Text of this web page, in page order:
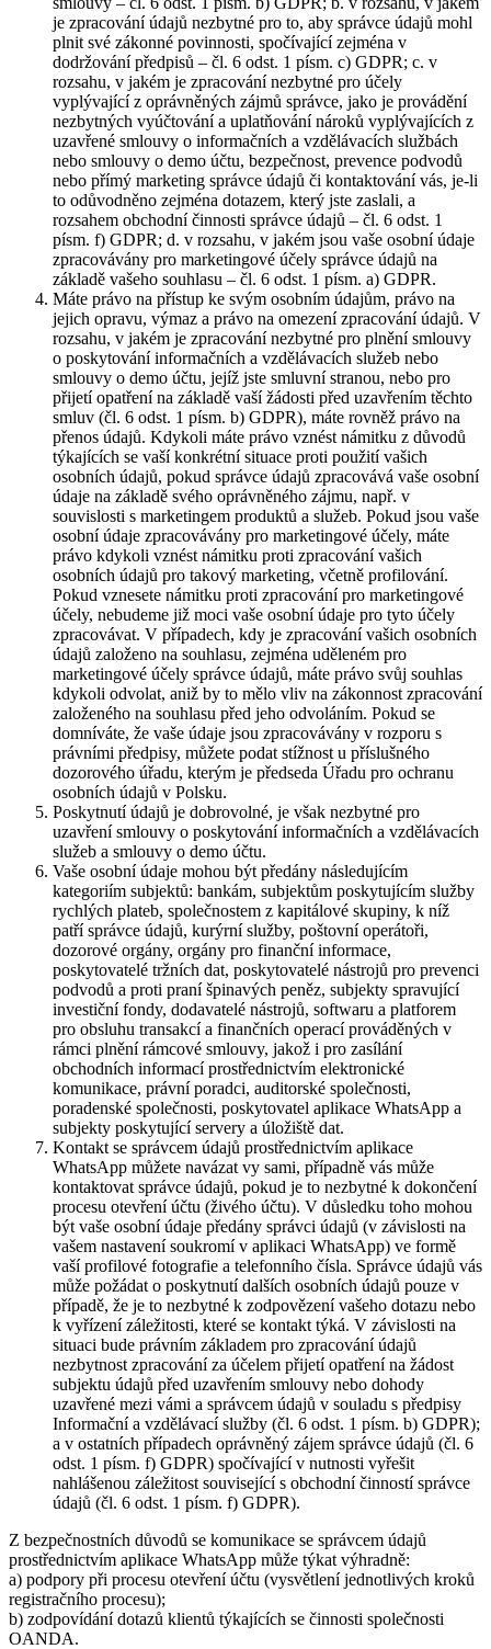
je zpracování údajů nezbytné pro to, aby správce údajů mohl
plnit své zákonné povinnosti, spočívající zejména v
dodržování předpisů – čl. 6 odst. 1 písm. c) GDPR; c. v
rozsahu, v jakém je zpracování nezbytné pro účely
vyplývající z oprávněných zájmů správce, jako je provádění
nezbytných vyúčtování a uplatňování nároků vyplývajících z
uzavřené smlouvy o informačních a vzdělávacích službách
nebo smlouvy o demo účtu, bezpečnost, prevence podvodů
nebo přímý marketing správce údajů či kontaktování vás, je-li
to odůvodněno zejména dotazem, který jste zaslali, a
rozsahem obchodní činnosti správce údajů – čl. 6 odst. 1
písm. f) GDPR; d. v rozsahu, v jakém jsou vaše osobní údaje
zpracovávány pro marketingové účely správce údajů na
základě vašeho souhlasu – čl. 6 odst. 1 písm. a) GDPR.
Máte právo na přístup ke svým osobním údajům, právo na
jejich opravu, výmaz a právo na omezení zpracování údajů. V
rozsahu, v jakém je zpracování nezbytné pro plnění smlouvy
o poskytování informačních a vzdělávacích služeb nebo
smlouvy o demo účtu, jejíž jste smluvní stranou, nebo pro
přijetí opatření na základě vaší žádosti před uzavřením těchto
smluv (čl. 6 odst. 1 písm. b) GDPR), máte rovněž právo na
přenos údajů. Kdykoli máte právo vznést námitku z důvodů
týkajících se vaší konkrétní situace proti použití vašich
osobních údajů, pokud správce údajů zpracovává vaše osobní
údaje na základě svého oprávněného zájmu, např. v
souvislosti s marketingem produktů a služeb. Pokud jsou vaše
osobní údaje zpracovávány pro marketingové účely, máte
právo kdykoli vznést námitku proti zpracování vašich
osobních údajů pro takový marketing, včetně profilování.
Pokud vznesete námitku proti zpracování pro marketingové
účely, nebudeme již moci vaše osobní údaje pro tyto účely
zpracovávat. V případech, kdy je zpracování vašich osobních
údajů založeno na souhlasu, zejména uděleném pro
marketingové účely správce údajů, máte právo svůj souhlas
kdykoli odvolat, aniž by to mělo vliv na zákonnost zpracování
založeného na souhlasu před jeho odvoláním. Pokud se
domníváte, že vaše údaje jsou zpracovávány v rozporu s
právními předpisy, můžete podat stížnost u příslušného
dozorového úřadu, kterým je předseda Úřadu pro ochranu
osobních údajů v Polsku.
Poskytnutí údajů je dobrovolné, je však nezbytné pro
uzavření smlouvy o poskytování informačních a vzdělávacích
služeb a smlouvy o demo účtu.
Vaše osobní údaje mohou být předány následujícím
kategoriím subjektů: bankám, subjektům poskytujícím služby
rychlých plateb, společnostem z kapitálové skupiny, k níž
patří správce údajů, kurýrní služby, poštovní operátoři,
dozorové orgány, orgány pro finanční informace,
poskytovatelé tržních dat, poskytovatelé nástrojů pro prevenci
podvodů a proti praní špinavých peněz, subjekty spravující
investiční fondy, dodavatelé nástrojů, softwaru a platforem
pro obsluhu transakcí a finančních operací prováděných v
rámci plnění rámcové smlouvy, jakož i pro zasílání
obchodních informací prostřednictvím elektronické
komunikace, právní poradci, auditorské společnosti,
poradenské společnosti, poskytovatel aplikace WhatsApp a
subjekty poskytující servery a úložiště dat.
Kontakt se správcem údajů prostřednictvím aplikace
WhatsApp můžete navázat vy sami, případně vás může
kontaktovat správce údajů, pokud je to nezbytné k dokončení
procesu otevření účtu (živého účtu). V důsledku toho mohou
být vaše osobní údaje předány správci údajů (v závislosti na
vašem nastavení soukromí v aplikaci WhatsApp) ve formě
vaší profilové fotografie a telefonního čísla. Správce údajů vás
může požádat o poskytnutí dalších osobních údajů pouze v
případě, že je to nezbytné k zodpovězení vašeho dotazu nebo
k vyřízení záležitosti, které se kontakt týká. V závislosti na
situaci bude právním základem pro zpracování údajů
nezbytnost zpracování za účelem přijetí opatření na žádost
subjektu údajů před uzavřením smlouvy nebo dohody
uzavřené mezi vámi a správcem údajů v souladu s předpisy
Informační a vzdělávací služby (čl. 6 odst. 1 písm. b) GDPR);
a v ostatních případech oprávněný zájem správce údajů (čl. 6
odst. 1 písm. f) GDPR) spočívající v nutnosti vyřešit
nahlášenou záležitost související s obchodní činností správce
údajů (čl. 6 odst. 1 písm. f) GDPR).
Z bezpečnostních důvodů se komunikace se správcem údajů
prostřednictvím aplikace WhatsApp může týkat výhradně:
a) podpory při procesu otevření účtu (vysvětlení jednotlivých kroků
registračního procesu);
b) zodpovídání dotazů klientů týkajících se činnosti společnosti
OANDA.